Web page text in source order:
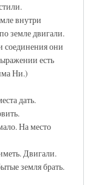
внутри
земле двигали.
они
есть
Ни.)
дать.
На место
Двигали.
земля брать.